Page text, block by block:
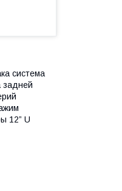
система
задней
12” U